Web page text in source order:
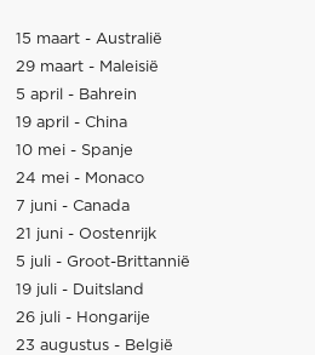
15 maart - Australië
29 maart - Maleisië
5 april - Bahrein
19 april - China
10 mei - Spanje
24 mei - Monaco
7 juni - Canada
21 juni - Oostenrijk
5 juli - Groot-Brittannië
19 juli - Duitsland
26 juli - Hongarije
23 augustus - België